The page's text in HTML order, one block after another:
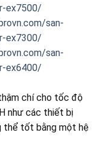
ex7500/
san-
ex7300/
san-
ex6400/
chí cho tốc độ
như các thiết bị
thể tốt bằng một hệ